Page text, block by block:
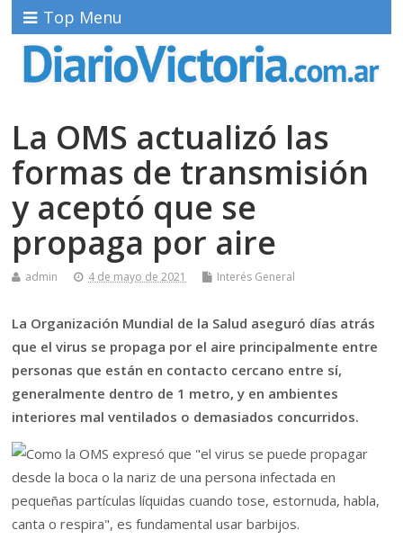
Top Menu
La OMS actualizó las
formas de transmisión
y aceptó que se
propaga por aire
admin 4 de mayo de 2021 Interés General
La Organización Mundial de la Salud aseguró días atrás
que el virus se propaga por el aire principalmente entre
personas que están en contacto cercano entre sí,
generalmente dentro de 1 metro, y en ambientes
interiores mal ventilados o demasiados concurridos.